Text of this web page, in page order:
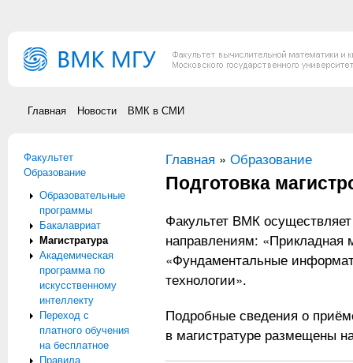
Главная Новости ВМК в СМИ
Факультет
Образование
Образовательные
программы
Бакалавриат
Магистратура
Академическая
программа по
искусственному
интеллекту
Переход с
платного обучения
на бесплатное
Правила
Вы здесь
Главная » Образование
Подготовка
Факультет ВМК
направлениям: «Прикладная
«Фундаментальные
технологии».
Подробные сведения о
в магистратуре размещены